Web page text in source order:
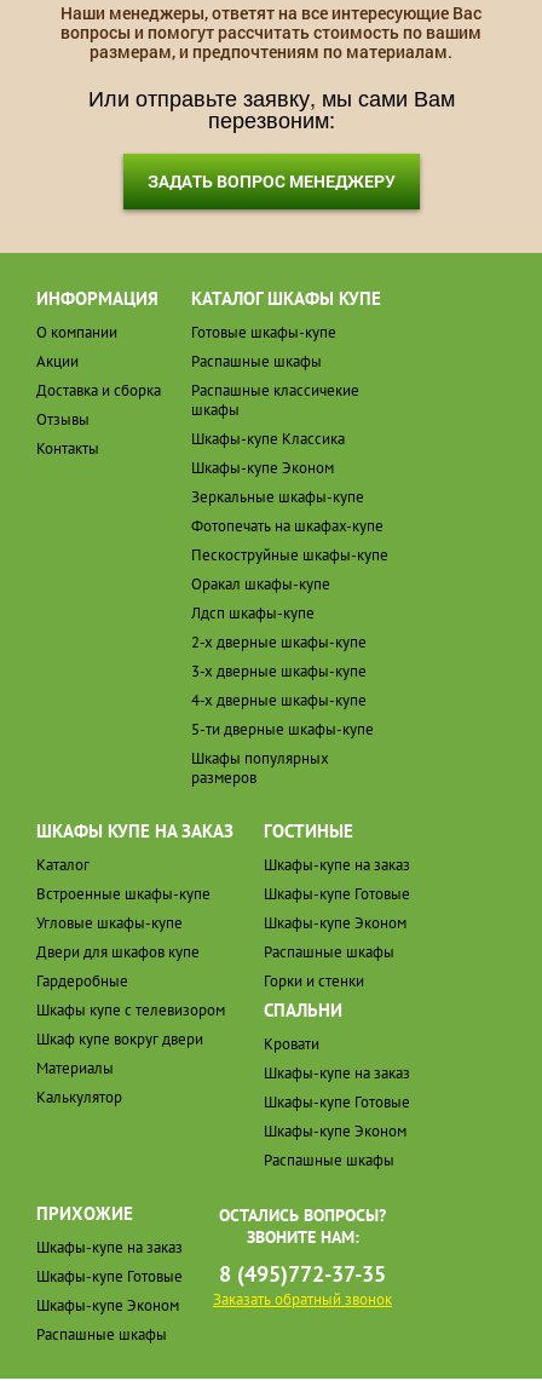
Наши менеджеры, ответят на все интересующие Вас
вопросы и помогут рассчитать стоимость по вашим
размерам, и предпочтениям по материалам.
Или отправьте заявку, мы сами Вам
перезвоним:
ЗАДАТЬ ВОПРОС МЕНЕДЖЕРУ
ИНФОРМАЦИЯ
О компании
Акции
Доставка и сборка
Отзывы
Контакты
КАТАЛОГ ШКАФЫ КУПЕ
Готовые шкафы-купе
Распашные шкафы
Распашные классичекие
шкафы
Шкафы-купе Классика
Шкафы-купе Эконом
Зеркальные шкафы-купе
Фотопечать на шкафах-купе
Пескоструйные шкафы-купе
Оракал шкафы-купе
Лдсп шкафы-купе
2-х дверные шкафы-купе
3-х дверные шкафы-купе
4-х дверные шкафы-купе
5-ти дверные шкафы-купе
Шкафы популярных
размеров
ШКАФЫ КУПЕ НА ЗАКАЗ
Каталог
Встроенные шкафы-купе
Угловые шкафы-купе
Двери для шкафов купе
Гардеробные
Шкафы купе с телевизором
Шкаф купе вокруг двери
Материалы
Калькулятор
ГОСТИНЫЕ
Шкафы-купе на заказ
Шкафы-купе Готовые
Шкафы-купе Эконом
Распашные шкафы
Горки и стенки
СПАЛЬНИ
Кровати
Шкафы-купе на заказ
Шкафы-купе Готовые
Шкафы-купе Эконом
Распашные шкафы
ПРИХОЖИЕ
Шкафы-купе на заказ
Шкафы-купе Готовые
Шкафы-купе Эконом
Распашные шкафы
ОСТАЛИСЬ ВОПРОСЫ?
ЗВОНИТЕ НАМ:
8 (495)772-37-35
Заказать обратный звонок